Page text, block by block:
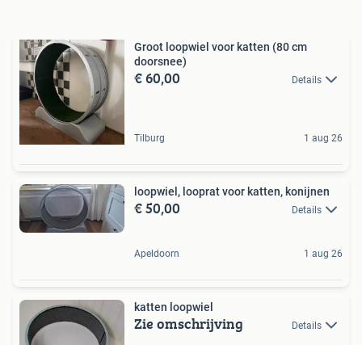
Groot loopwiel voor katten (80 cm
doorsnee)
€ 60,00 Details
Tilburg 1 aug 26
loopwiel, looprat voor katten, konijnen
€ 50,00 Details
Apeldoorn 1 aug 26
katten loopwiel
Zie omschrijving Details